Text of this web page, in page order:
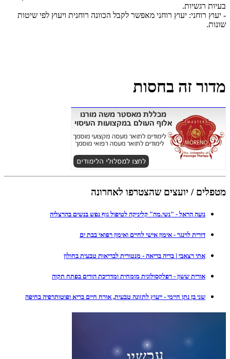
בעיות רגשיות.
- יעוץ רוחני: יעוץ רוחני מאפשר לקבל הכוונה רוחנית ויעוץ לפי שיטות
שונות.
מדור זה בחסות
מטפלים / יועצים שהצטרפו לאחרונה
נועה הראל - "נשי.מה" קליניקה לטיפול גוף נפש בנשים בהרצליה
דורית לוינגר - אימון אישי לחיים ואימון רפואי בבת ים
אתי רצאבי | בריה בריאה - מנטורית לבריאות טבעית בחולון
אורית ששון - רפלקסולוגית מומחית ומדריכת הורים בפתח תקוה
שני בן נתן חיימי - ייעוץ לתזונה טבעית, אורח חיים בריא ופוטותרפיה בחיפה